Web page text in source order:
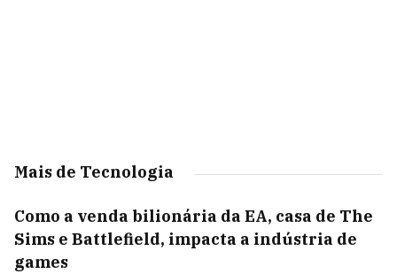
Mais de Tecnologia
Como a venda bilionária da EA, casa de The
Sims e Battlefield, impacta a indústria de
games